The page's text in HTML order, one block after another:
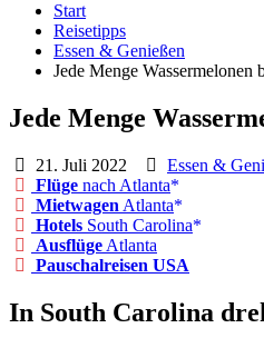
Start
Reisetipps
Essen & Genießen
Jede Menge
Jede Menge
21. Juli 2022 Essen &
Flüge nach Atlanta
Mietwagen Atlanta
Hotels South Carolina
Ausflüge Atlanta
Pauschalreisen USA
In South Carolina